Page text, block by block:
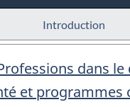
Introduction
dans
et programmes